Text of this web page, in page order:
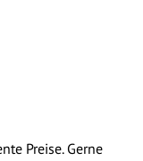
Preise. Gerne